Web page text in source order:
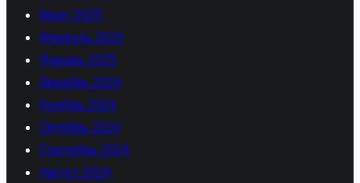
Март 2025
Февраль 2025
Январь 2025
Декабрь 2024
Ноябрь 2024
Октябрь 2024
Сентябрь 2024
Август 2024